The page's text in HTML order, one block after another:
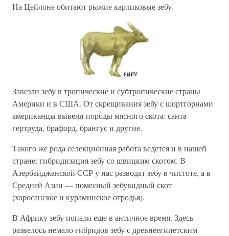
На Цейлоне обитают рыжие карликовые зебу.
Завезли зебу в тропические и субтропические страны
Америки и в США. От скрещивания зебу с шортгорнами
американцы вывели породы мясного скота: санта-
гертруда, брафорд, брангус и другие.
Такого же рода селекционная работа ведется и в нашей
стране: гибридизация зебу со швицким скотом. В
Азербайджанской ССР у нас разводят зебу в чистоте, а в
Средней Азии — помесный зебувидный скот
(хоросанское и кураминское отродья).
В Африку зебу попали еще в античное время. Здесь
развелось немало гибридов зебу с древнеегипетским